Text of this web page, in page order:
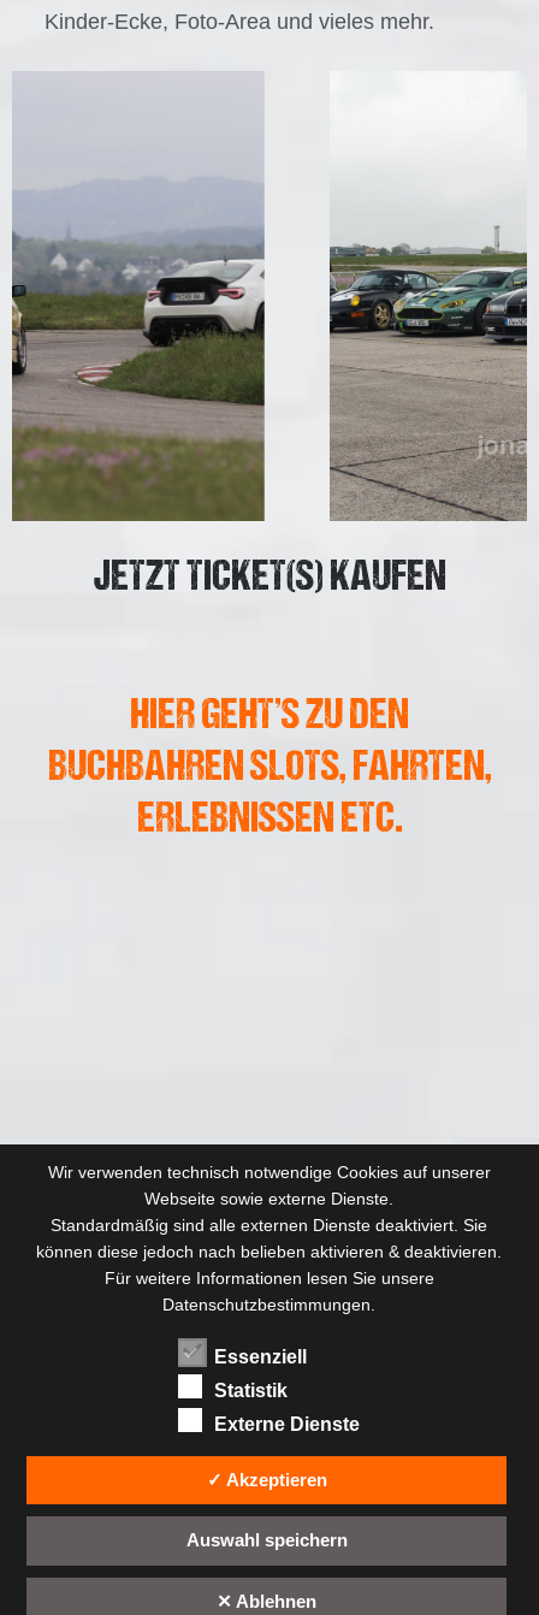
Kinder-Ecke, Foto-Area und vieles mehr.
JETZT TICKET(S) KAUFEN
HIER GEHT’S ZU DEN
BUCHBAHREN SLOTS, FAHRTEN,
ERLEBNISSEN ETC.
Wir verwenden technisch notwendige Cookies auf unserer
Webseite sowie externe Dienste.
Standardmäßig sind alle externen Dienste deaktiviert. Sie
können diese jedoch nach belieben aktivieren & deaktivieren.
Für weitere Informationen lesen Sie unsere
Datenschutzbestimmungen.
Essenziell
Statistik
Externe Dienste
✓ Akzeptieren
Auswahl speichern
✕ Ablehnen